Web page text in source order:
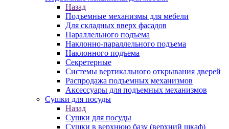
Назад
Подъемные механизмы для мебели
Для складных вверх фасадов
Параллельного подъема
Наклонно-параллельного подъема
Наклонного подъема
Секретерные
Системы вертикального открывания дверей
Распродажа подъемных механизмов
Аксессуары для подъемных механизмов
Сушки для посуды
Назад
Сушки для посуды
Сушки в верхнюю базу (верхний шкаф)